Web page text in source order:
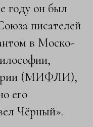
году он был
писателей
в Моско­
(МИФЛИ),
его
Чёрный».